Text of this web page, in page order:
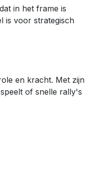
in het frame is
is voor strategisch
en kracht. Met zijn
of snelle rally's